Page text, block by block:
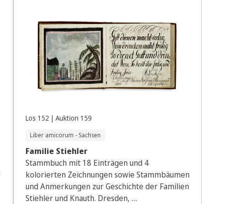
Los 152 | Auktion 159
Liber amicorum - Sachsen
Familie Stiehler
Stammbuch mit 18 Einträgen und 4
kolorierten Zeichnungen sowie Stammbäumen
und Anmerkungen zur Geschichte der Familien
Stiehler und Knauth. Dresden, …